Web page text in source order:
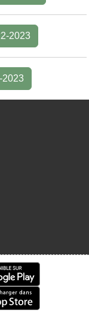
2023
2023